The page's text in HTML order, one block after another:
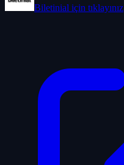
Biletinial için tıklayınız